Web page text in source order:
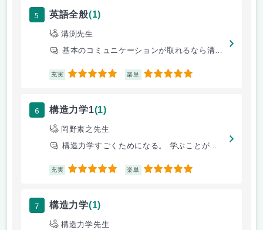
5 英語全般(1)
溝渕先生
基本のコミュニケーションが取れるなら溝渕先生選んでおけばok
充実 5 楽単 5
6 構造力学1(1)
岡野素之先生
構造力学すごくためになる。 学ぶことができる。
充実 5 楽単 5
7 構造力学(1)
構造力学先生